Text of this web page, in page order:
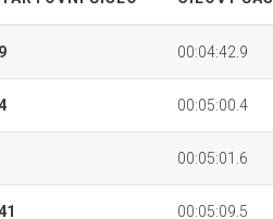
00:04:42.9
00:05:00.4
00:05:01.6
00:05:09.5